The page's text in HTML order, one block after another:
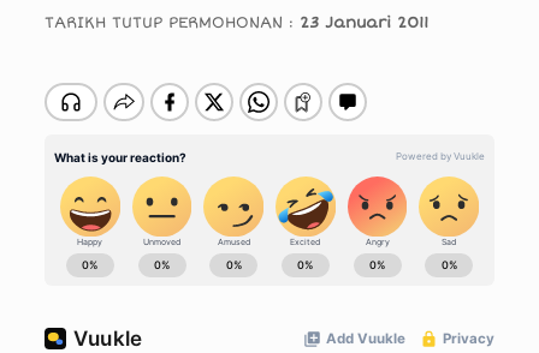
TARIKH TUTUP PERMOHONAN : 23 Januari 2011